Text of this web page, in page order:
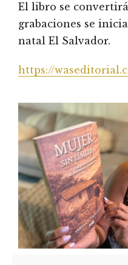
El libro se
grabaciones se
natal El Salvador.
https://